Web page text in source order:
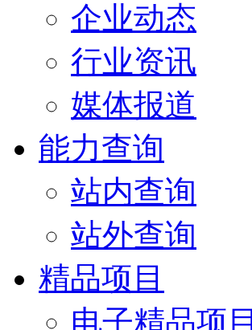
企业动态
行业资讯
媒体报道
能力查询
站内查询
站外查询
精品项目
电子精品项目